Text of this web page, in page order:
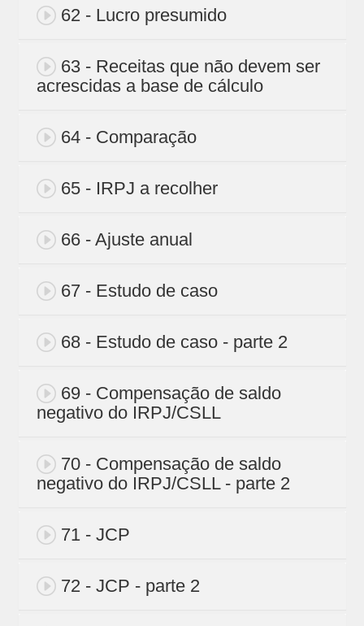
62 - Lucro presumido
63 - Receitas que não devem ser
acrescidas a base de cálculo
64 - Comparação
65 - IRPJ a recolher
66 - Ajuste anual
67 - Estudo de caso
68 - Estudo de caso - parte 2
69 - Compensação de saldo
negativo do IRPJ/CSLL
70 - Compensação de saldo
negativo do IRPJ/CSLL - parte 2
71 - JCP
72 - JCP - parte 2